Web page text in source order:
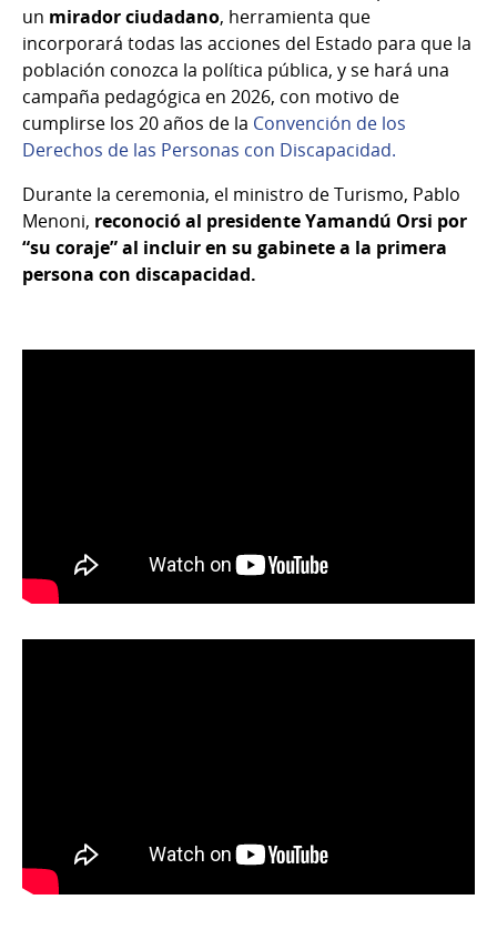
un mirador ciudadano, herramienta que
incorporará todas las acciones del Estado para que la
población conozca la política pública, y se hará una
campaña pedagógica en 2026, con motivo de
cumplirse los 20 años de la Convención de los
Derechos de las Personas con Discapacidad.
Durante la ceremonia, el ministro de Turismo, Pablo
Menoni, reconoció al presidente Yamandú Orsi por
“su coraje” al incluir en su gabinete a la primera
persona con discapacidad.